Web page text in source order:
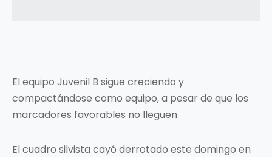
El equipo Juvenil B sigue creciendo y
compactándose como equipo, a pesar de que los
marcadores favorables no lleguen.
El cuadro silvista cayó derrotado este domingo en